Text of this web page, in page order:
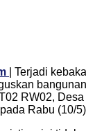
| Terjadi
RW02,
Rabu (10/